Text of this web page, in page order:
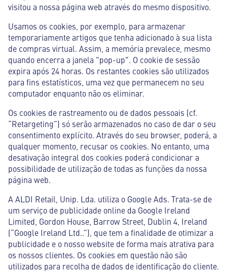
visitou a nossa página web através do mesmo dispositivo.
Usamos os cookies, por exemplo, para armazenar
temporariamente artigos que tenha adicionado à sua lista
de compras virtual. Assim, a memória prevalece, mesmo
quando encerra a janela "pop-up". O cookie de sessão
expira após 24 horas. Os restantes cookies são utilizados
para fins estatísticos, uma vez que permanecem no seu
computador enquanto não os eliminar.
Os cookies de rastreamento ou de dados pessoais (cf.
“Retargeting”) só serão armazenados no caso de dar o seu
consentimento explícito. Através do seu browser, poderá, a
qualquer momento, recusar os cookies. No entanto, uma
desativação integral dos cookies poderá condicionar a
possibilidade de utilização de todas as funções da nossa
página web.
A ALDI Retail, Unip. Lda. utiliza o Google Ads. Trata-se de
um serviço de publicidade online da Google Ireland
Limited, Gordon House, Barrow Street, Dublin 4, Ireland
(“Google Ireland Ltd..”), que tem a finalidade de otimizar a
publicidade e o nosso website de forma mais atrativa para
os nossos clientes. Os cookies em questão não são
utilizados para recolha de dados de identificação do cliente.